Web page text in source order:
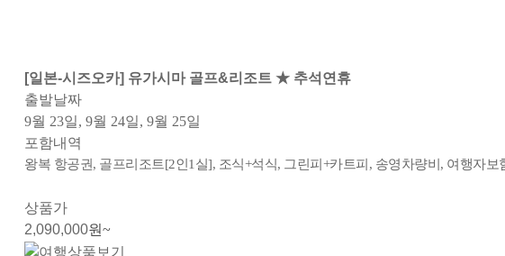
[일본-시즈오카] 유가시마 골프&리조트 ★ 추석연휴
출발날짜
9월 23일, 9월 24일, 9월 25일
포함내역
왕복 항공권, 골프리조트[2인1실], 조식+석식, 그린피+카트피, 송영차량비, 여행자보
상품가
2,090,000원~